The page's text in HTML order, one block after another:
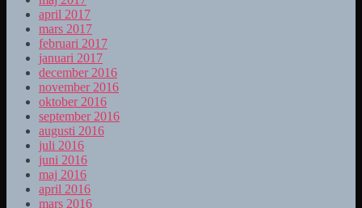
april 2017
mars 2017
februari 2017
januari 2017
december 2016
november 2016
oktober 2016
september 2016
augusti 2016
juli 2016
juni 2016
maj 2016
april 2016
mars 2016